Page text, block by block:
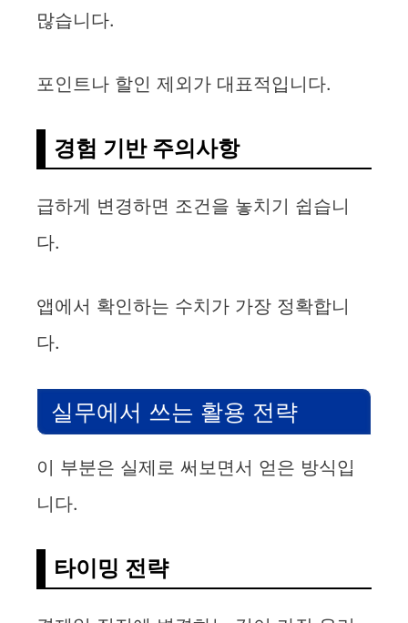
많습니다.
포인트나 할인 제외가 대표적입니다.
경험 기반 주의사항
급하게 변경하면 조건을 놓치기 쉽습니
다.
앱에서 확인하는 수치가 가장 정확합니
다.
실무에서 쓰는 활용 전략
이 부분은 실제로 써보면서 얻은 방식입
니다.
타이밍 전략